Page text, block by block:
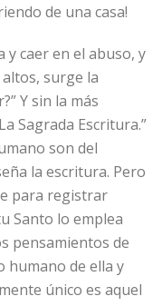
de una casa!
y caer en el abuso, y
surge la
Y sin la más
Sagrada Escritura.”
son del
la escritura. Pero
para registrar
Santo lo emplea
pensamientos de
humano de ella y
único es aquel